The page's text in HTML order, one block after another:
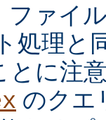
ファイ
処理と
とに注
のクエ